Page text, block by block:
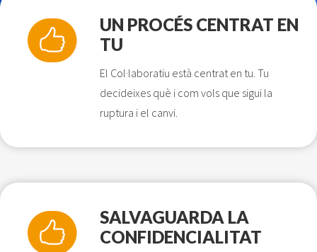
UN PROCÉS CENTRAT EN
TU
El Col·laboratiu està centrat en tu. Tu
decideixes què i com vols que sigui la
ruptura i el canvi.
SALVAGUARDA LA
CONFIDENCIALITAT